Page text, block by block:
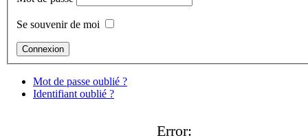
Se souvenir de moi
Mot de passe oublié ?
Identifiant oublié ?
Error: